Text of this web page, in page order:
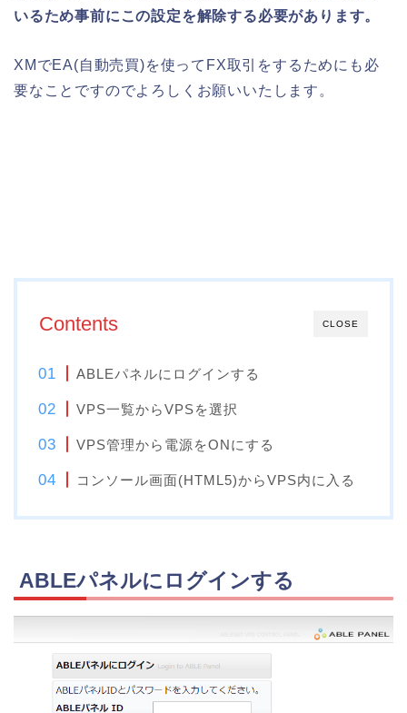
いるため事前にこの設定を解除する必要があります。
XMでEA(自動売買)を使ってFX取引をするためにも必
要なことですのでよろしくお願いいたします。
CLOSE
Contents
ABLEパネルにログインする
VPS一覧からVPSを選択
VPS管理から電源をONにする
コンソール画面(HTML5)からVPS内に入る
ABLEパネルにログインする